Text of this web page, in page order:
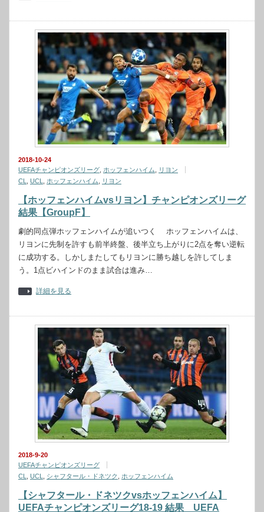
2018-10-24
UEFAチャンピオンズリーグ ホッフェンハイム
リヨン
CL
UCL ホッフェンハイム リヨン
【ホッフェンハイムvsリヨン】チャンピオンズリーグ
結果【GroupF】
劇的同点弾ホッフェンハイムが追いつく ホッフェンハイムは、
リヨンに先制を許すも前半終盤、後半立ち上がりに2点を奪い逆転
に成功する。しかしまたしてもリヨンに勝ち越しを許してしま
う。1点ビハインドのまま試合は進み…
詳細を見る
2018-9-20
UEFAチャンピオンズリーグ
CL
UCL シャフタール・ドネツク ホッフェンハイム
【シャフタール・ドネツクvsホッフェンハイム】
UEFAチャンピオンズリーグ18-19 結果 UEFA